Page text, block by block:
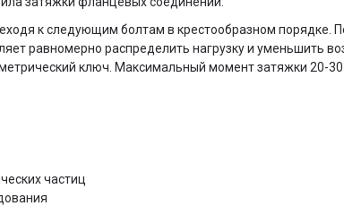
к следующим болтам в крестообразном порядке.
равномерно распределить нагрузку и уменьшить
ключ. Максимальный момент затяжки 20-
частиц